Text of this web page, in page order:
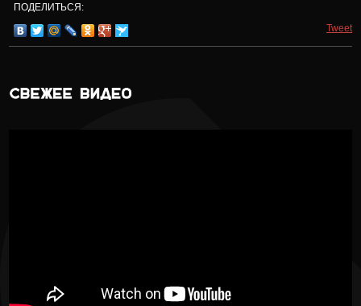
ПОДЕЛИТЬСЯ:
Tweet